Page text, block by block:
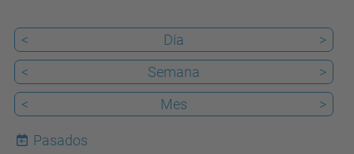
< Día
>
<
Semana
>
<
Mes >
Pasados